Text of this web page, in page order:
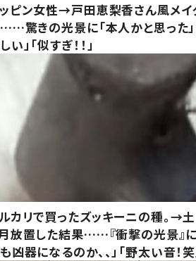
ピン女性→戸田恵梨香さん風メイ
驚きの光景に「本人かと思った」
い」「似すぎ！！」
カリで買ったズッキーニの種。→
放置した結果……『衝撃の光景』に
凶器になるのか、、」「野太い音！笑